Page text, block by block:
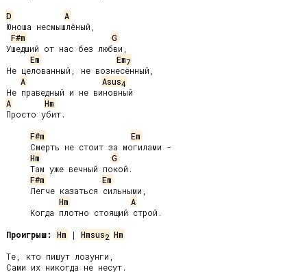
D
A
Юноша несмышлёный,
F#m
G
Ушедший от нас без любви,
Em
Em7
Не целованный, не вознесённый,
A
Asus4
A
Hm
Просто убит.
F#m
Em
Hm
G
F#m
Em
Hm
A
Проигрыш:
Hm | Hmsus2 Hm
Те, кто пишут лозунги,
Сами их никогда не несут.